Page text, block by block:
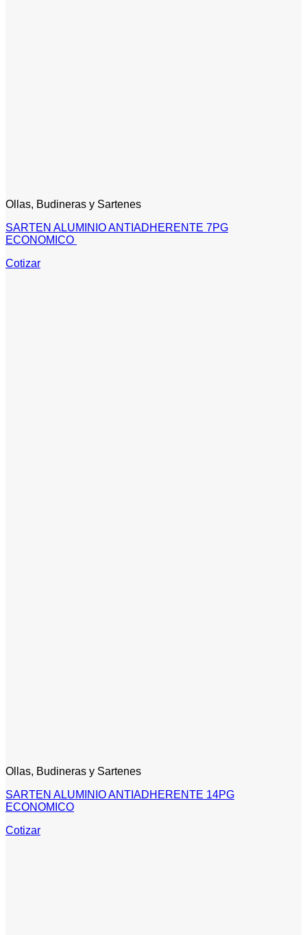
Ollas, Budineras y Sartenes
SARTEN ALUMINIO ANTIADHERENTE 7PG
ECONOMICO
Cotizar
Ollas, Budineras y Sartenes
SARTEN ALUMINIO ANTIADHERENTE 14PG
ECONOMICO
Cotizar